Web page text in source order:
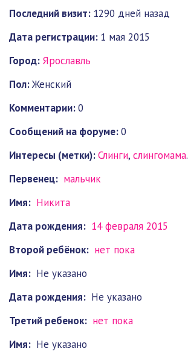
Последний визит: 1290 дней назад
Дата регистрации: 1 мая 2015
Город: Ярославль
Пол:Женский
Комментарии:0
Cообщений на форуме:0
Интересы (метки):Слинги, слингомама.
Первенец: мальчик
Имя: Никита
Дата рождения: 14 февраля 2015
Второй ребёнок: нет пока
Имя: Не указано
Дата рождения: Не указано
Третий ребенок: нет пока
Имя: Не указано